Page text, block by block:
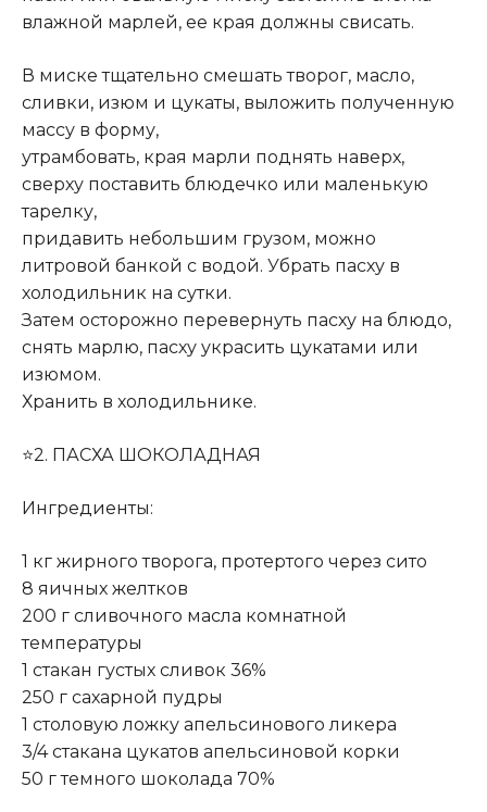
влажной марлей, ее края должны свисать.
В миске тщательно смешать творог, масло,
сливки, изюм и цукаты, выложить полученную
массу в форму,
утрамбовать, края марли поднять наверх,
сверху поставить блюдечко или маленькую
тарелку,
придавить небольшим грузом, можно
литровой банкой с водой. Убрать пасху в
холодильник на сутки.
Затем осторожно перевернуть пасху на блюдо,
снять марлю, пасху украсить цукатами или
изюмом.
Хранить в холодильнике.
⭐2. ПАСХА ШОКОЛАДНАЯ
Ингредиенты:
1 кг жирного творога, протертого через сито
8 яичных желтков
200 г сливочного масла комнатной
температуры
1 стакан густых сливок 36%
250 г сахарной пудры
1 столовую ложку апельсинового ликера
3/4 стакана цукатов апельсиновой корки
50 г темного шоколада 70%